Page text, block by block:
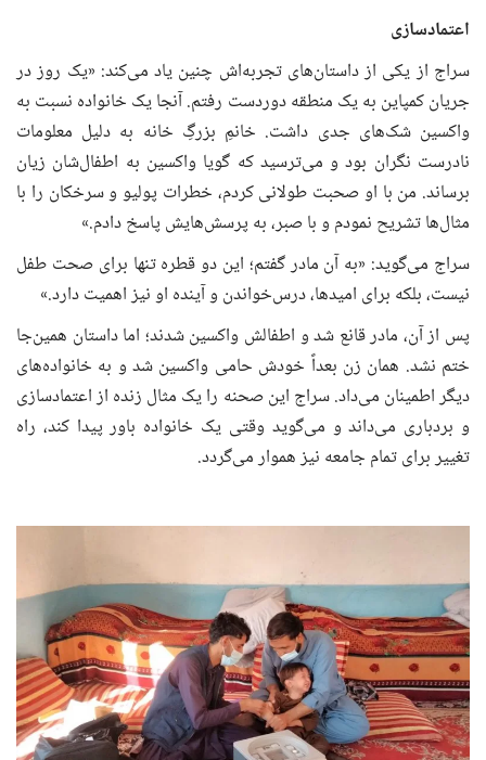
اعتمادسازی
سراج از یکی از داستان‌های تجربه‌اش چنین یاد می‌کند: «یک روز در
جریان کمپاین به یک منطقه دوردست رفتم. آنجا یک خانواده نسبت به
واکسین شک‌های جدی داشت. خانمِ بزرگِ خانه به دلیل معلومات
نادرست نگران بود و می‌ترسید که گویا واکسین به اطفال‌شان زیان
برساند. من با او صحبت طولانی کردم، خطرات پولیو و سرخکان را با
مثال‌ها تشریح نمودم و با صبر، به پرسش‌هایش پاسخ دادم.»
سراج می‌گوید: «به آن مادر گفتم؛ این دو قطره تنها برای صحت طفل
نیست، بلکه برای امیدها، درس‌خواندن و آینده او نیز اهمیت دارد.»
پس از آن، مادر قانع شد و اطفالش واکسین شدند؛ اما داستان همین‌جا
ختم نشد. همان زن بعداً خودش حامی واکسین شد و به خانواده‌های
دیگر اطمینان می‌داد. سراج این صحنه را یک مثال زنده از اعتمادسازی
و بردباری می‌داند و می‌گوید وقتی یک خانواده باور پیدا کند، راه
تغییر برای تمام جامعه نیز هموار می‌گردد.